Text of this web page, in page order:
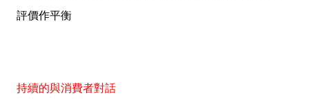
評價作平衡
持續的與消費者對話